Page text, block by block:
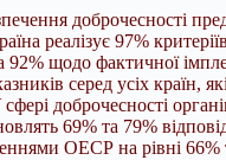
доброчесності
реалізує 97%
92% щодо фактичної
серед усіх країн,
доброчесності
69% та 79%
ОЕСР на рівні 66%